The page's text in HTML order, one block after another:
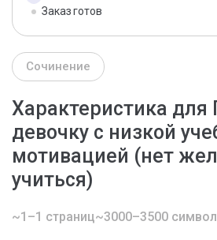
Заказ готов
Сочинение
Характеристика
девочку с низкой
мотивацией (нет
учиться)
~1–1 страниц~3000–3500